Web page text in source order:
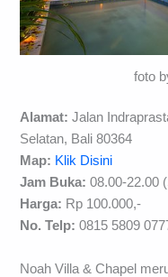
foto
Alamat: Jalan
Selatan, Bali 80364
Map: Klik Disini
Jam Buka: 08.00-22.00
Harga: Rp 100.000,-
No. Telp: 0815 5809
Noah Villa & Chapel